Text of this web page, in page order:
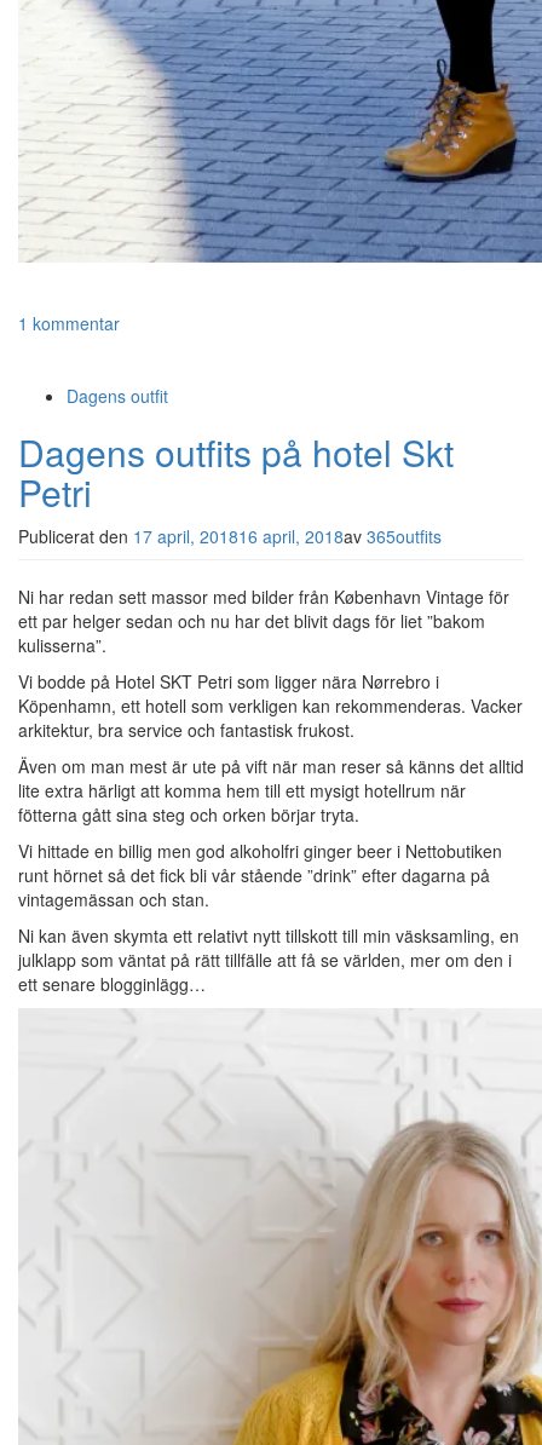
1 kommentar
Dagens outfit
Dagens outfits på hotel Skt
Petri
Publicerat den 17 april, 201816 april, 2018av 365outfits
Ni har redan sett massor med bilder från København Vintage för
ett par helger sedan och nu har det blivit dags för liet ”bakom
kulisserna”.
Vi bodde på Hotel SKT Petri som ligger nära Nørrebro i
Köpenhamn, ett hotell som verkligen kan rekommenderas. Vacker
arkitektur, bra service och fantastisk frukost.
Även om man mest är ute på vift när man reser så känns det alltid
lite extra härligt att komma hem till ett mysigt hotellrum när
fötterna gått sina steg och orken börjar tryta.
Vi hittade en billig men god alkoholfri ginger beer i Nettobutiken
runt hörnet så det fick bli vår stående ”drink” efter dagarna på
vintagemässan och stan.
Ni kan även skymta ett relativt nytt tillskott till min väsksamling, en
julklapp som väntat på rätt tillfälle att få se världen, mer om den i
ett senare blogginlägg…